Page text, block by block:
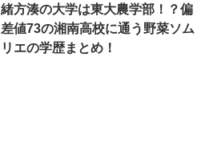
緒方湊の大学は東大農学部！？偏
差値73の湘南高校に通う野菜ソム
リエの学歴まとめ！